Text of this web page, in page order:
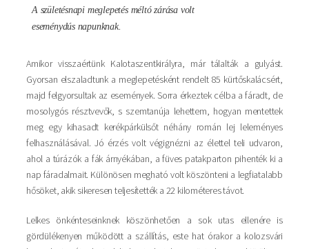
A születésnapi meglepetés méltó zárása volt
eseménydús napunknak.
Amikor visszaértünk Kalotaszentkirályra, már tálalták a gulyást.
Gyorsan elszaladtunk a meglepetésként rendelt 85 kürtőskalácsért,
majd felgyorsultak az események. Sorra érkeztek célba a fáradt, de
mosolygós résztvevők, s szemtanúja lehettem, hogyan mentettek
meg egy kihasadt kerékpárkülsőt néhány román lej leleményes
felhasználásával. Jó érzés volt végignézni az élettel teli udvaron,
ahol a túrázók a fák árnyékában, a füves patakparton pihenték ki a
nap fáradalmait. Különösen megható volt köszönteni a legfiatalabb
hősöket, akik sikeresen teljesítették a 22 kilométeres távot.
Lelkes önkénteseinknek köszönhetően a sok utas ellenére is
gördülékenyen működött a szállítás, este hat órakor a kolozsvári